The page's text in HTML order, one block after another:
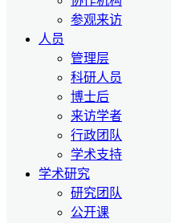
参观来访
人员
管理层
科研人员
博士后
来访学者
行政团队
学术支持
学术研究
研究团队
公开课